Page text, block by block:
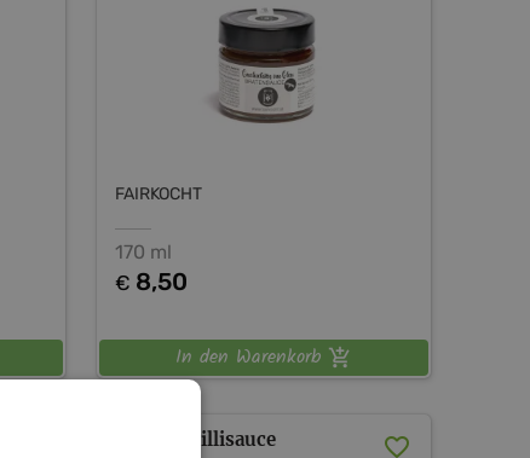
FAIRKOCHT
170 ml
€ 8,50
In den Warenkorb
Dirndl-Chillisauce